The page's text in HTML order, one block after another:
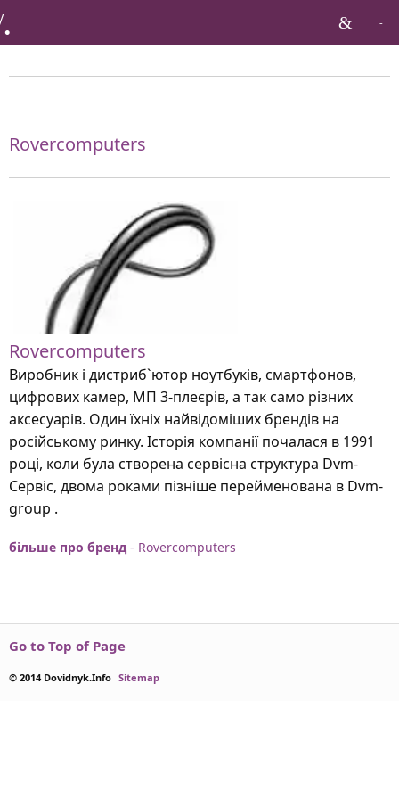
Rovercomputers
Rovercomputers
Виробник і дистриб`ютор ноутбуків, смартфонов,
цифрових камер, МП 3-плеєрів, а так само різних
аксесуарів. Один їхніх найвідоміших брендів на
російському ринку. Історія компанії почалася в 1991
році, коли була створена сервісна структура Dvm-
Сервіс, двома роками пізніше перейменована в Dvm-
group .
більше про бренд - Rovercomputers
Go to Top of Page
© 2014 Dovidnyk.Info Sitemap